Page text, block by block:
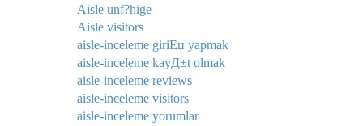
Aisle unf?hige
Aisle visitors
aisle-inceleme giriЕџ yapmak
aisle-inceleme kayД±t olmak
aisle-inceleme reviews
aisle-inceleme visitors
aisle-inceleme yorumlar